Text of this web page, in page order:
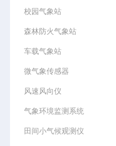
校园气象站
森林防火气象站
车载气象站
微气象传感器
风速风向仪
气象环境监测系统
田间小气候观测仪